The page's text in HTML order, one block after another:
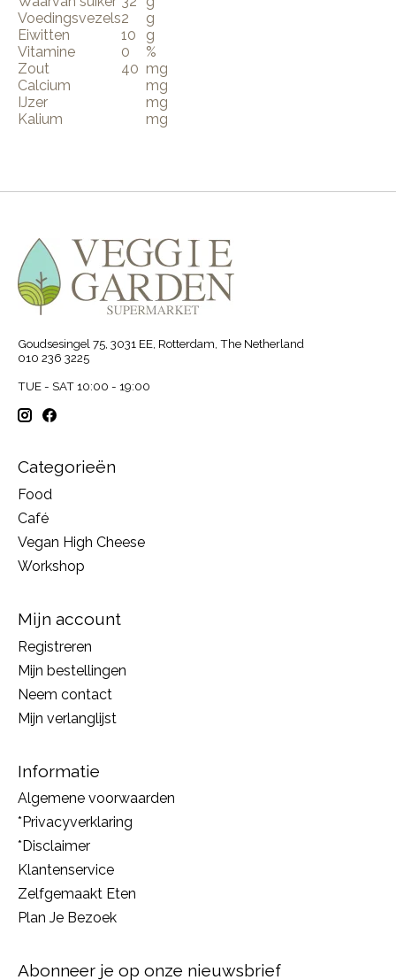
Voedingsvezels2
g
Eiwitten
10
g
Vitamine
0
%
Zout
40 mg
Calcium
mg
IJzer
mg
Kalium
mg
Goudsesingel 75, 3031 EE, Rotterdam, The Netherland
010 236 3225
TUE - SAT 10:00 - 19:00
Categorieën
Food
Café
Vegan High Cheese
Workshop
Mijn account
Registreren
Mijn bestellingen
Neem contact
Mijn verlanglijst
Informatie
Algemene voorwaarden
*Privacyverklaring
*Disclaimer
Klantenservice
Zelfgemaakt Eten
Plan Je Bezoek
Abonneer je op onze nieuwsbrief